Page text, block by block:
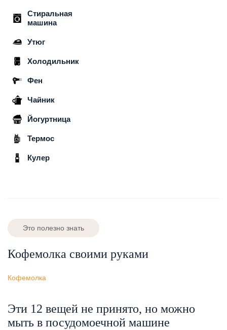
Стиральная
машина
Утюг
Холодильник
Фен
Чайник
Йогуртница
Термос
Кулер
Это полезно знать
Кофемолка своими руками
Кофемолка
Эти 12 вещей не принято, но можно
мыть в посудомоечной машине